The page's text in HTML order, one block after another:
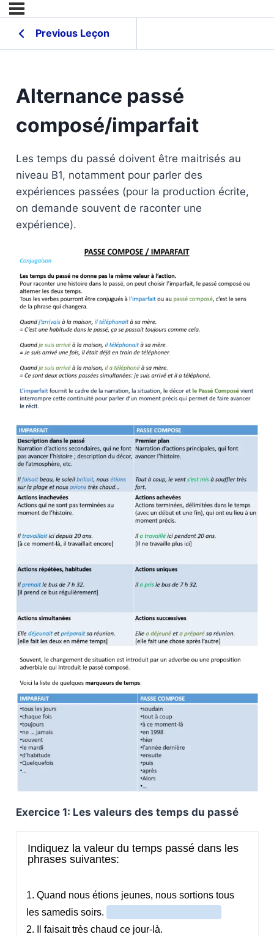
Previous Leçon
Alternance passé
composé/imparfait
Les temps du passé doivent être maitrisés au
niveau B1, notamment pour parler des
expériences passées (pour la production écrite,
on demande souvent de raconter une
expérience).
Exercice 1: Les valeurs des temps du passé